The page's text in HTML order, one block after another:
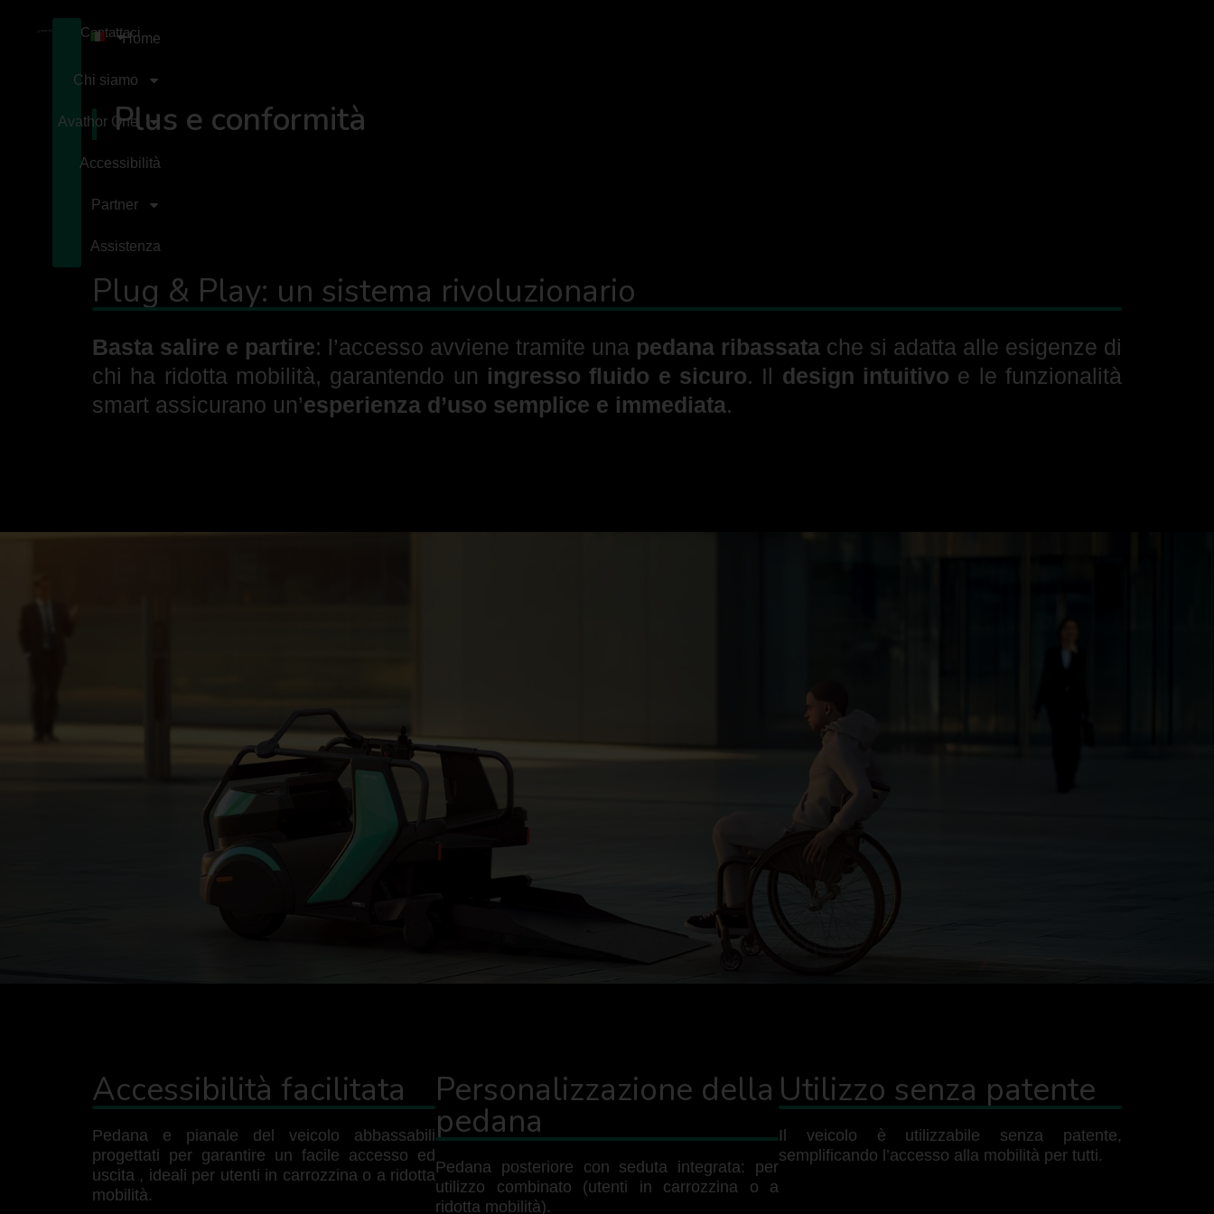
Home
Chi siamo
Avathor One
Accessibilità
Partner
Assistenza
Contattaci
Plus e conformità
Plug & Play: un sistema rivoluzionario
Basta salire e partire: l’accesso avviene tramite una pedana ribassata che si adatta alle esigenze di
chi ha ridotta mobilità, garantendo un ingresso fluido e sicuro. Il design intuitivo e le funzionalità
smart assicurano un’esperienza d’uso semplice e immediata.
Accessibilità facilitata
Pedana e pianale del veicolo abbassabili
progettati per garantire un facile accesso ed
uscita , ideali per utenti in carrozzina o a ridotta
mobilità.
Personalizzazione della
pedana
Pedana posteriore con seduta integrata: per
utilizzo combinato (utenti in carrozzina o a
ridotta mobilità).
Utilizzo senza patente
Il veicolo è utilizzabile senza patente,
semplificando l’accesso alla mobilità per tutti.